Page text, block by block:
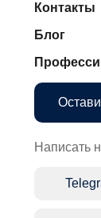
Контакты
Блог
Написать